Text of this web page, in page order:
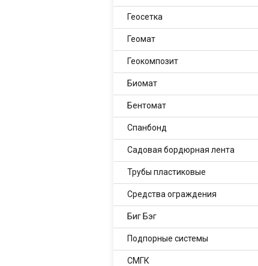
Геосетка
Геомат
Геокомпозит
Биомат
Бентомат
Спанбонд
Садовая бордюрная лента
Трубы пластиковые
Средства ограждения
Биг Бэг
Подпорные системы
СМГК